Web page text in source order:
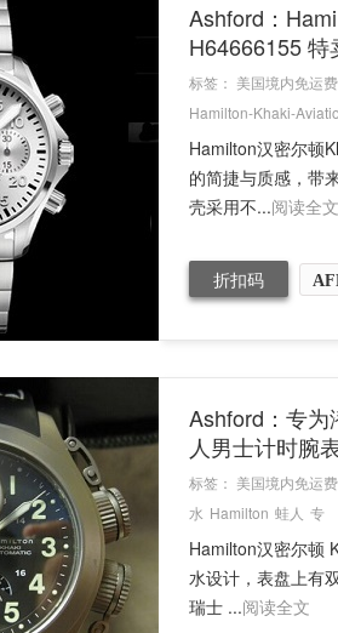
Ashford：
H64666155
标签： 美国境内免运费
Hamilton-Khaki-
Hamilton汉密尔顿
的简捷与质感，带
壳采用不...阅读全文
折扣码
Ashford：专
人男士计时腕
标签： 美国境内免运费
水 Hamilton 蛙人 专
Hamilton汉密尔顿
水设计，表盘上有
瑞士 ...阅读全文